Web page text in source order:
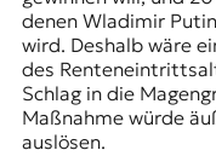
denen Wladimir
wird. Deshalb wäre
des
Schlag in die
Maßnahme würde
auslösen.